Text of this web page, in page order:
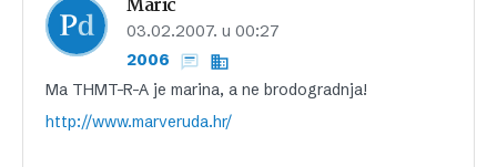
Maric
03.02.2007. u 00:27
2006
Ma THMT-R-A je marina, a ne brodogradnja!
http://www.marveruda.hr/